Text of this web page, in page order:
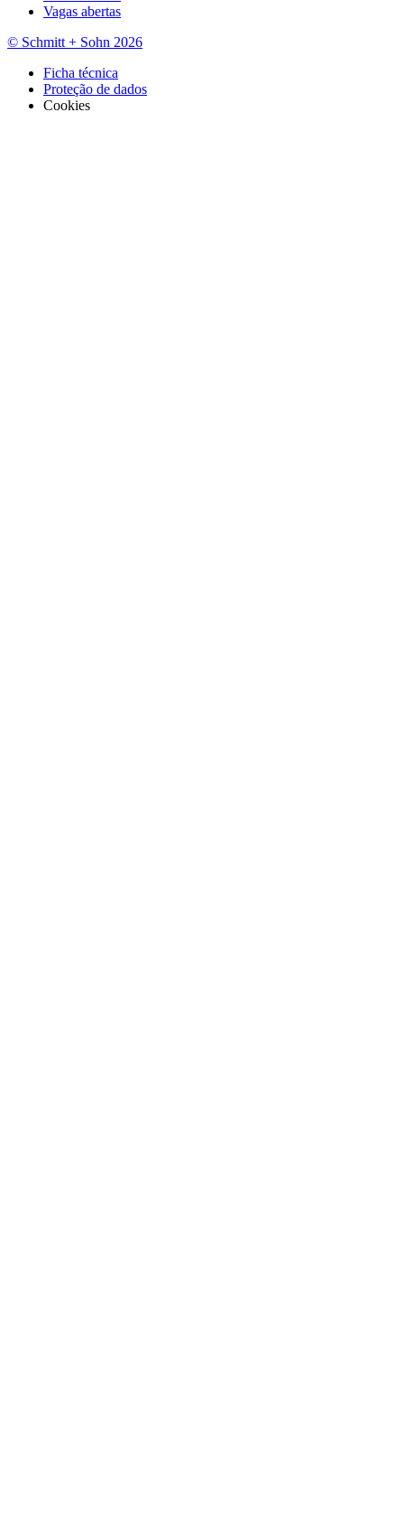
Vagas abertas
© Schmitt + Sohn 2026
Ficha técnica
Proteção de dados
Cookies